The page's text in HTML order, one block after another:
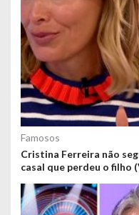
Famosos
Cristina Ferreira não
casal que perdeu o filho